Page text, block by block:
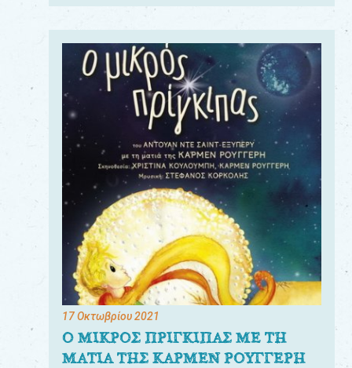
17 Οκτωβρίου 2021
Ο ΜΙΚΡΟΣ ΠΡΙΓΚΙΠΑΣ ΜΕ ΤΗ
ΜΑΤΙΑ ΤΗΣ ΚΑΡΜΕΝ ΡΟΥΓΓΕΡΗ